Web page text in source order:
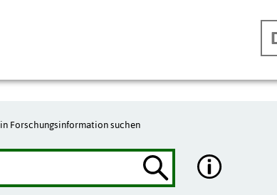
in Forschungsinformation suchen